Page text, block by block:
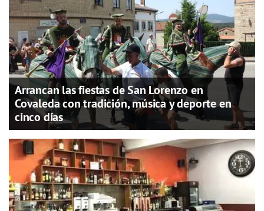
Arrancan las fiestas de San Lorenzo en
Covaleda con tradición, música y deporte en
cinco días